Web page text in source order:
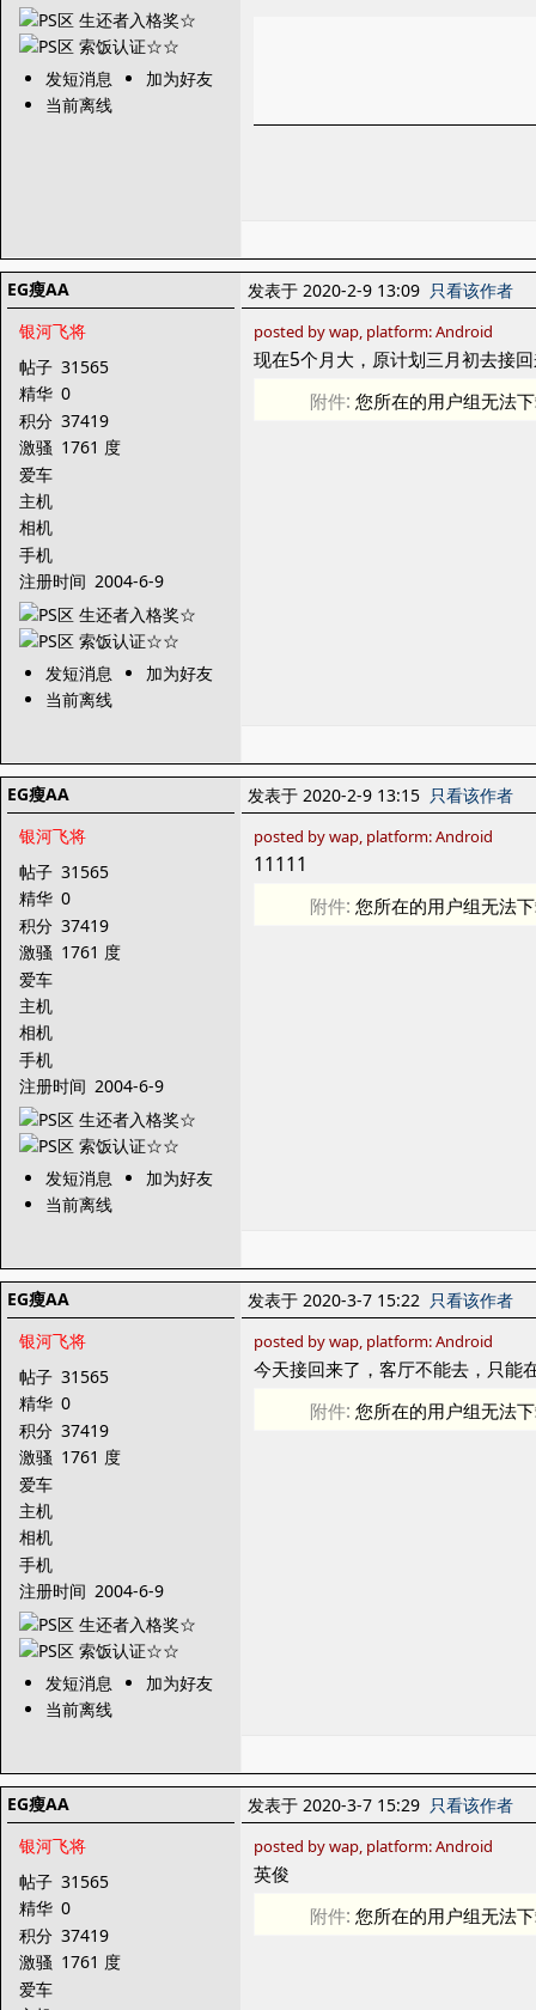
发短消息
加为好友
当前离线
EG瘦AA
银河飞将
帖子 31565
精华 0
积分 37419
激骚 1761 度
爱车
主机
相机
手机
注册时间 2004-6-9
发短消息
加为好友
当前离线
发表于 2020-2-9 13:09 只看该作者
posted by wap, platform: Android
现在5个月大，原计划三月初去接
附件:您所在的用户组无法
EG瘦AA
银河飞将
帖子 31565
精华 0
积分 37419
激骚 1761 度
爱车
主机
相机
手机
注册时间 2004-6-9
发短消息
加为好友
当前离线
发表于 2020-2-9 13:15 只看该作者
posted by wap, platform: Android
11111
附件:您所在的用户组无法
EG瘦AA
银河飞将
帖子 31565
精华 0
积分 37419
激骚 1761 度
爱车
主机
相机
手机
注册时间 2004-6-9
发短消息
加为好友
当前离线
发表于 2020-3-7 15:22 只看该作者
posted by wap, platform: Android
今天接回来了，客厅不能去，只能
附件:您所在的用户组无法
EG瘦AA
银河飞将
帖子 31565
精华 0
积分 37419
激骚 1761 度
爱车
发表于 2020-3-7 15:29 只看该作者
posted by wap, platform: Android
英俊
附件:您所在的用户组无法